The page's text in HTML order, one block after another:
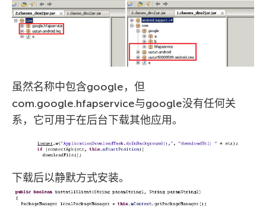
虽然名称中包含google，但
com.google.hfapservice与google没有任何关
系，它可用于在后台下载其他应用。
下载后以静默方式安装。